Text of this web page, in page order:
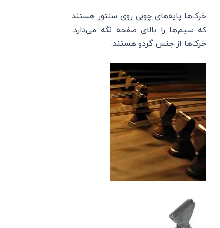
خرک‌ها پایه‌های چوبی روی سنتور هستند
که سیم‌ها را بالای صفحه نگه می‌دارد.
خرک‌ها از جنس گردو هستند.